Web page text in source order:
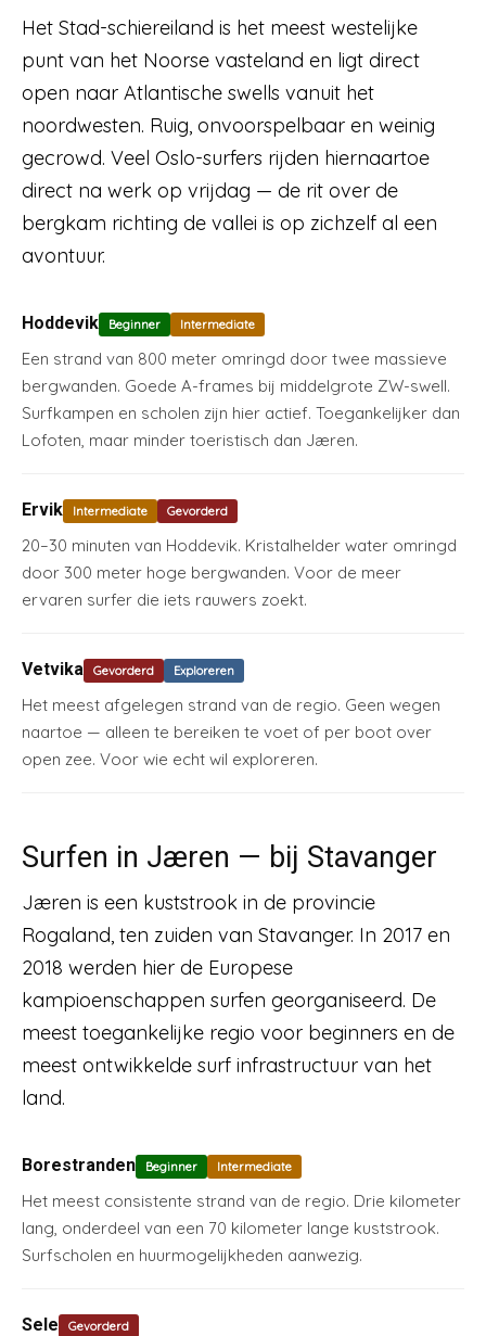
Het Stad-schiereiland is het meest westelijke
punt van het Noorse vasteland en ligt direct
open naar Atlantische swells vanuit het
noordwesten. Ruig, onvoorspelbaar en weinig
gecrowd. Veel Oslo-surfers rijden hiernaartoe
direct na werk op vrijdag — de rit over de
bergkam richting de vallei is op zichzelf al een
avontuur.
Hoddevik Beginner Intermediate
Een strand van 800 meter omringd door twee massieve
bergwanden. Goede A-frames bij middelgrote ZW-swell.
Surfkampen en scholen zijn hier actief. Toegankelijker dan
Lofoten, maar minder toeristisch dan Jæren.
Ervik Intermediate Gevorderd
20–30 minuten van Hoddevik. Kristalhelder water omringd
door 300 meter hoge bergwanden. Voor de meer
ervaren surfer die iets rauwers zoekt.
Vetvika Gevorderd Exploreren
Het meest afgelegen strand van de regio. Geen wegen
naartoe — alleen te bereiken te voet of per boot over
open zee. Voor wie echt wil exploreren.
Surfen in Jæren — bij Stavanger
Jæren is een kuststrook in de provincie
Rogaland, ten zuiden van Stavanger. In 2017 en
2018 werden hier de Europese
kampioenschappen surfen georganiseerd. De
meest toegankelijke regio voor beginners en de
meest ontwikkelde surf infrastructuur van het
land.
Borestranden Beginner Intermediate
Het meest consistente strand van de regio. Drie kilometer
lang, onderdeel van een 70 kilometer lange kuststrook.
Surfscholen en huurmogelijkheden aanwezig.
Sele Gevorderd